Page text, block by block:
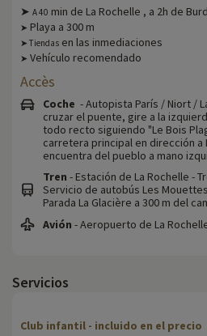
➤ A 40 min de La Rochelle , a 2h de
➤ Playa a 300 m
➤ Tiendas en las inmediaciones
➤ Vehículo recomendado
Accès
Coche - Autopista París / Niort /
cruzar el puente, gire a la
todo recto siguiendo "Le Bois
carretera principal en dirección a
encuentra del pueblo a mano
Tren - Estación de La Rochelle -
Servicio de autobús Les
Parada La Glacière a 300 m del
Avión - Aeropuerto de La
Servicios
Club infantil - incluido en el precio